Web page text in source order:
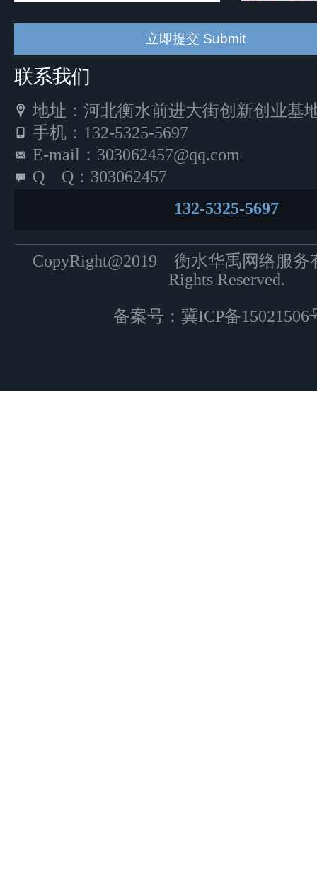
联系我们
地址：河北衡水前进大街创新创业基
手机：132-5325-5697
E-mail：303062457@qq.com
Q Q：303062457
132-5325-5697
CopyRight@2019 衡水华禹网络服
Rights Reserved.
备案号： 冀ICP备15021506